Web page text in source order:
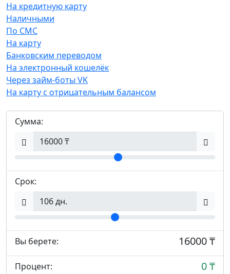
На кредитную карту
Наличными
По СМС
На карту
Банковским переводом
На электронный кошелёк
Через займ-боты VK
На карту с отрицательным балансом
Сумма:
Срок:
Вы берете: 16000 ₸
Процент: 0 ₸